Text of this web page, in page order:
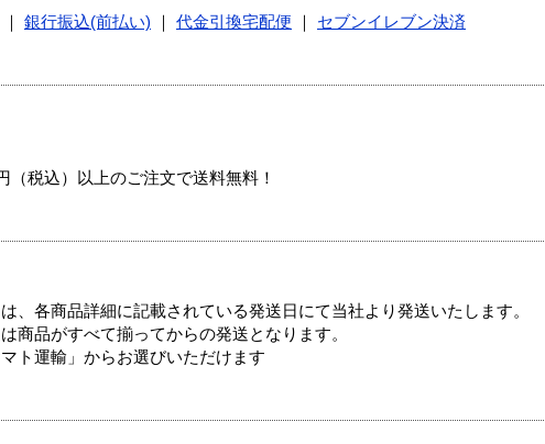
銀行振込(前払い) 代金引換宅配便
セブンイレブン決済
税込）以上のご注文で送料無料！
、各商品詳細に記載されている発送日にて当社より発送いたします。
商品がすべて揃ってからの発送となります。
ト運輸」からお選びいただけます